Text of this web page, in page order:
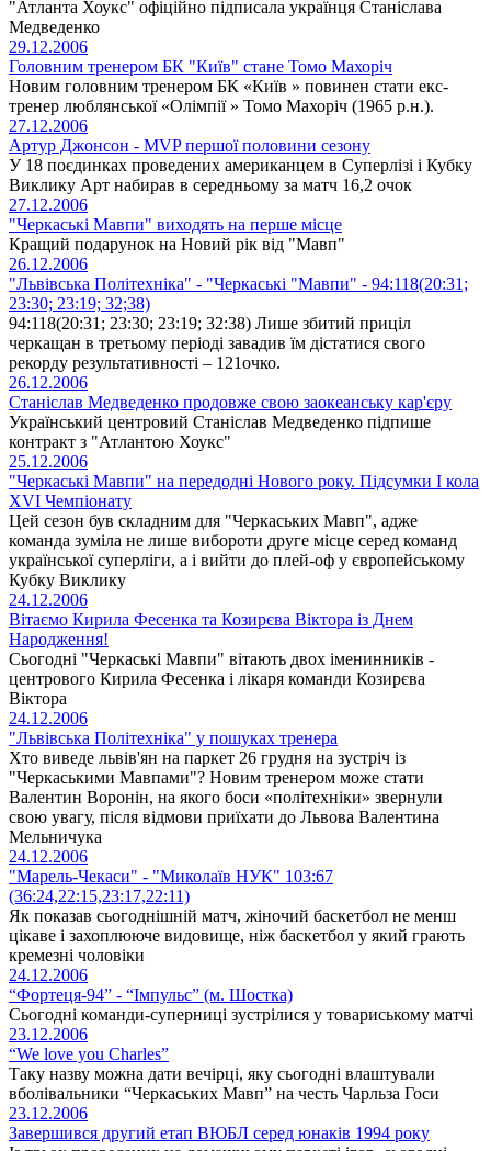
"Атланта Хоукс" офіційно підписала українця Станіслава
Медведенко
29.12.2006
Головним тренером БК "Київ" стане Томо Махоріч
Новим головним тренером БК «Київ » повинен стати екс-
тренер люблянської «Олімпії » Томо Махоріч (1965 р.н.).
27.12.2006
Артур Джонсон - MVP першої половини сезону
У 18 поєдинках проведених американцем в Суперлізі і Кубку
Виклику Арт набирав в середньому за матч 16,2 очок
27.12.2006
"Черкаські Мавпи" виходять на перше місце
Кращий подарунок на Новий рік від "Мавп"
26.12.2006
"Львівська Політехніка" - "Черкаські "Мавпи" - 94:118(20:31;
23:30; 23:19; 32;38)
94:118(20:31; 23:30; 23:19; 32:38) Лише збитий приціл
черкащан в третьому періоді завадив їм дістатися свого
рекорду результативності – 121очко.
26.12.2006
Станіслав Медведенко продовже свою заокеанську кар'єру
Український центровий Станіслав Медведенко підпише
контракт з "Атлантою Хоукс"
25.12.2006
"Черкаські Мавпи" на передодні Нового року. Підсумки І кола
XVI Чемпіонату
Цей сезон був складним для "Черкаських Мавп", адже
команда зуміла не лише вибороти друге місце серед команд
української суперліги, а і вийти до плей-оф у європейському
Кубку Виклику
24.12.2006
Вітаємо Кирила Фесенка та Козирєва Віктора із Днем
Народження!
Сьогодні "Черкаські Мавпи" вітають двох іменинників -
центрового Кирила Фесенка і лікаря команди Козирєва
Віктора
24.12.2006
"Львівська Політехніка" у пошуках тренера
Хто виведе львів'ян на паркет 26 грудня на зустріч із
"Черкаськими Мавпами"? Новим тренером може стати
Валентин Воронін, на якого боси «політехніки» звернули
свою увагу, після відмови приїхати до Львова Валентина
Мельничука
24.12.2006
"Марель-Чекаси" - "Миколаїв НУК" 103:67
(36:24,22:15,23:17,22:11)
Як показав сьогоднішній матч, жіночий баскетбол не менш
цікаве і захоплююче видовище, ніж баскетбол у який грають
кремезні чоловіки
24.12.2006
“Фортеця-94” - “Імпульс” (м. Шостка)
Сьогодні команди-суперниці зустрілися у товариському матчі
23.12.2006
“We love you Charles”
Таку назву можна дати вечірці, яку сьогодні влаштували
вболівальники “Черкаських Мавп” на честь Чарльза Госи
23.12.2006
Завершився другий етап ВЮБЛ серед юнаків 1994 року